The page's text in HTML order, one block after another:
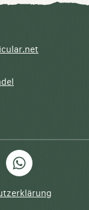
WhatsApp